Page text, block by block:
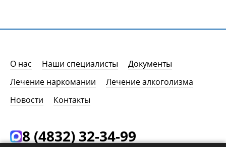
О нас Наши специалисты
Документы
Лечение наркомании
Лечение алкоголизма
Новости
Контакты
8 (4832) 32-34-99